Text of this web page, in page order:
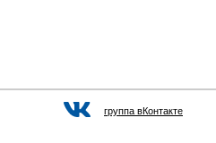
группа вКонтакте